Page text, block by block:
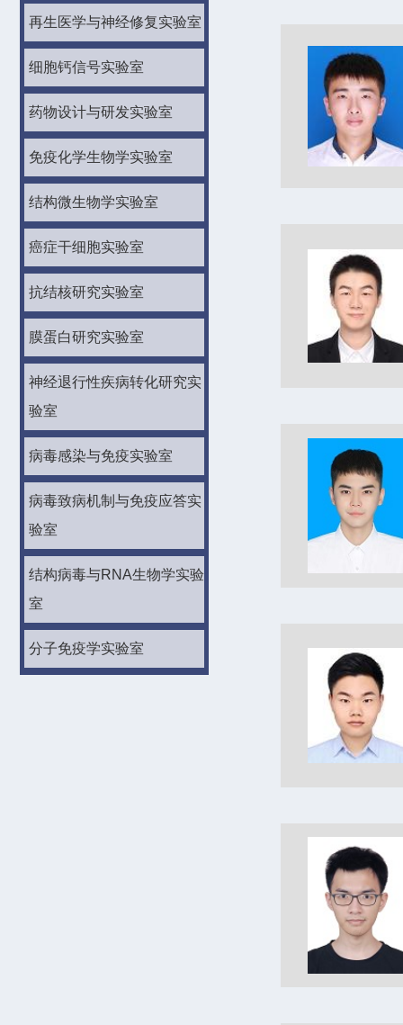
再生医学与神经修复实验室
细胞钙信号实验室
药物设计与研发实验室
免疫化学生物学实验室
结构微生物学实验室
癌症干细胞实验室
抗结核研究实验室
膜蛋白研究实验室
神经退行性疾病转化研究实
验室
病毒感染与免疫实验室
病毒致病机制与免疫应答实
验室
结构病毒与RNA生物学实验
室
分子免疫学实验室